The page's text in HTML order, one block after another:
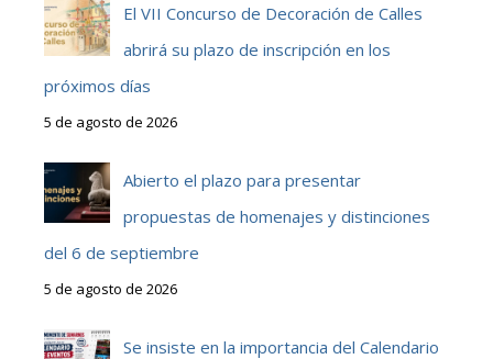
El VII Concurso de Decoración de Calles
abrirá su plazo de inscripción en los
próximos días
5 de agosto de 2026
Abierto el plazo para presentar
propuestas de homenajes y distinciones
del 6 de septiembre
5 de agosto de 2026
Se insiste en la importancia del Calendario